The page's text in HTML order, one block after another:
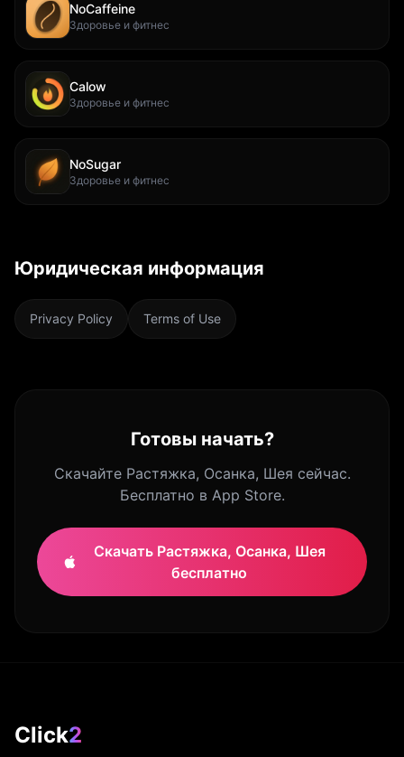
NoCaffeine
Здоровье и фитнес
Calow
Здоровье и фитнес
NoSugar
Здоровье и фитнес
Юридическая информация
Privacy Policy Terms of Use
Готовы начать?
Скачайте Растяжка, Осанка, Шея сейчас.
Бесплатно в App Store.
Скачать Растяжка, Осанка, Шея
бесплатно
Click2